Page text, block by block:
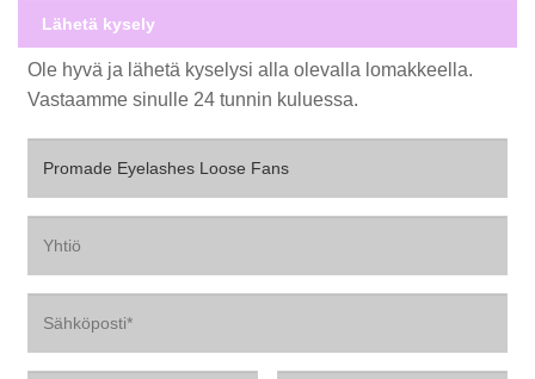
Lähetä kysely
Ole hyvä ja lähetä kyselysi alla olevalla lomakkeella.
Vastaamme sinulle 24 tunnin kuluessa.